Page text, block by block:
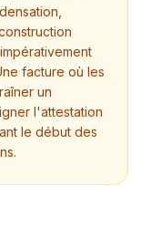
facture où les
un
l'attestation
le début des